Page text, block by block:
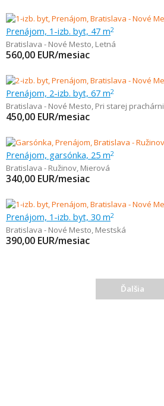
Prenájom, 1-izb. byt, 47 m2
Bratislava - Nové Mesto, Letná
560,00 EUR/mesiac
Prenájom, 2-izb. byt, 67 m2
Bratislava - Nové Mesto, Pri starej prachárni
450,00 EUR/mesiac
Prenájom, garsónka, 25 m2
Bratislava - Ružinov, Mierová
340,00 EUR/mesiac
Prenájom, 1-izb. byt, 30 m2
Bratislava - Nové Mesto, Mestská
390,00 EUR/mesiac
Ďalšia